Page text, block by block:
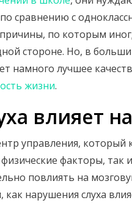
сравнению с
по которым
стороне. Но, в
намного лучшее
жизни.
влияет
управления, который
факторы, так
повлиять на
нарушения слуха